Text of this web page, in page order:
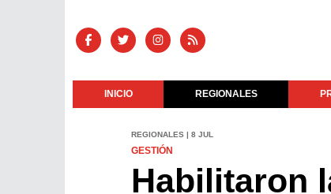
INICIO REGIONALES
REGIONALES | 8 JUL
GESTIÓN
Habilitaron